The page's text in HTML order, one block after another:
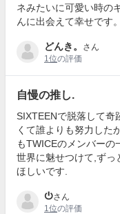
ネみたいに可愛い時の
んに出会えて幸せです。
どんき。
さん
1位の評価
自慢の推し.
SIXTEENで脱落して奇
くて誰よりも努力した
もTWICEのメンバーの
世界に魅せつけて,ずっ
ほしいです.
⏻さん
1位の評価